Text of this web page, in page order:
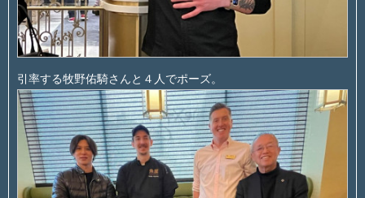
引率する牧野佑騎さんと４人でポーズ。